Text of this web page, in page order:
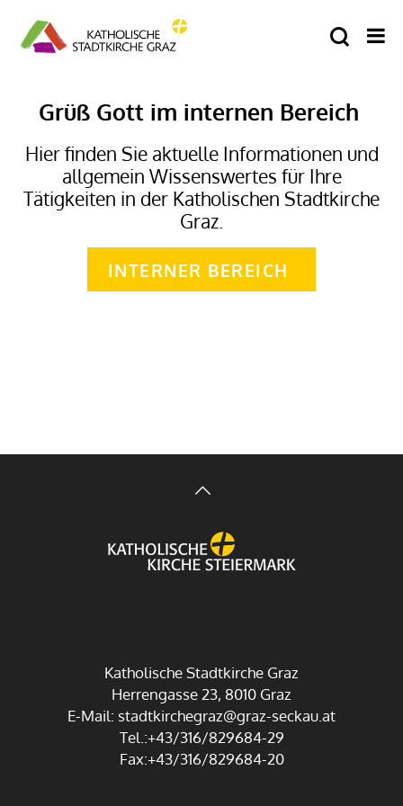
Grüß Gott im internen Bereich
Hier finden Sie aktuelle Informationen und
allgemein Wissenswertes für Ihre
Tätigkeiten in der Katholischen Stadtkirche
Graz.
INTERNER BEREICH
Katholische Stadtkirche Graz
Herrengasse 23, 8010 Graz
E-Mail: stadtkirchegraz@graz-seckau.at
Tel.:+43/316/829684-29
Fax:+43/316/829684-20